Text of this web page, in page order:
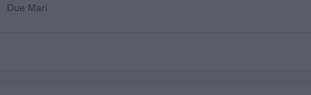
Due Mari